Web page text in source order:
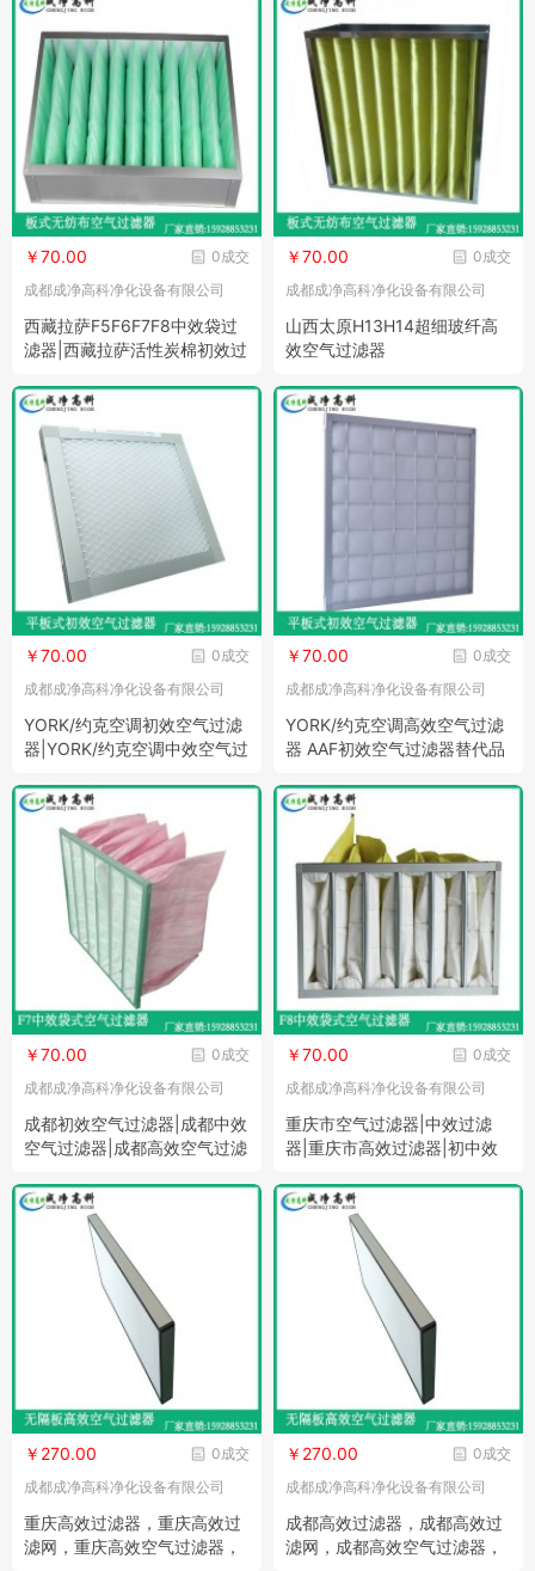
0成交
￥70.00
成都成净高科净化设备有限公司
西藏拉萨F5F6F7F8中效袋过
滤器|西藏拉萨活性炭棉初效过
0成交
￥70.00
成都成净高科净化设备有限公司
山西太原H13H14超细玻纤高
效空气过滤器
0成交
￥70.00
成都成净高科净化设备有限公司
YORK/约克空调初效空气过滤
器|YORK/约克空调中效空气过
0成交
￥70.00
成都成净高科净化设备有限公司
YORK/约克空调高效空气过滤
器 AAF初效空气过滤器替代品
0成交
￥70.00
成都成净高科净化设备有限公司
成都初效空气过滤器|成都中效
空气过滤器|成都高效空气过滤
0成交
￥70.00
成都成净高科净化设备有限公司
重庆市空气过滤器|中效过滤
器|重庆市高效过滤器|初中效
0成交
￥270.00
成都成净高科净化设备有限公司
重庆高效过滤器，重庆高效过
滤网，重庆高效空气过滤器，
0成交
￥270.00
成都成净高科净化设备有限公司
成都高效过滤器，成都高效过
滤网，成都高效空气过滤器，